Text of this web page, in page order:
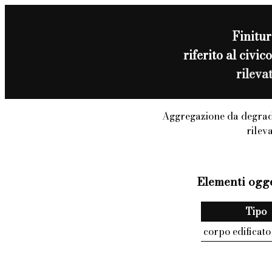
riferito al civico
Aggregazione da
Elementi
Tipo
corpo edificato